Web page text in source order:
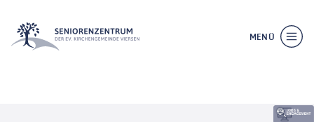
MENÜ